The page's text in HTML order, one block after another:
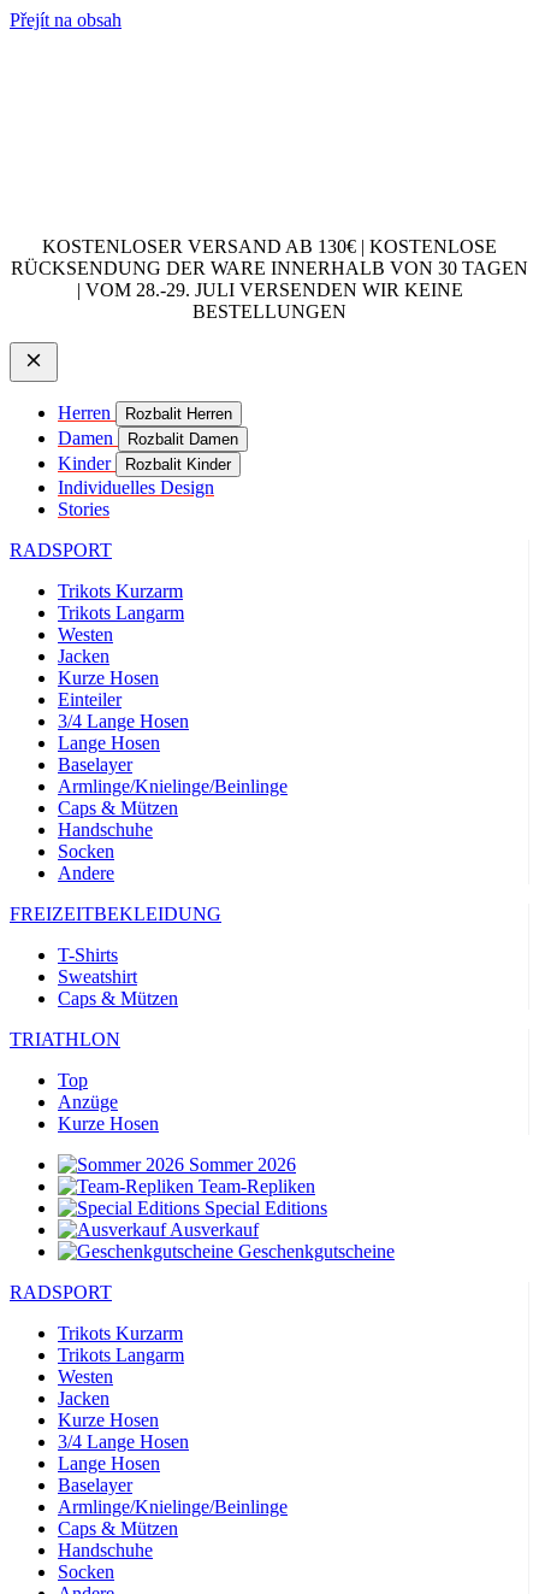
Přejít na obsah
KOSTENLOSER VERSAND AB 130€ | KOSTENLOSE
RÜCKSENDUNG DER WARE INNERHALB VON 30 TAGEN
| VOM 28.-29. JULI VERSENDEN WIR KEINE
BESTELLUNGEN
Herren Rozbalit Herren
Damen Rozbalit Damen
Kinder Rozbalit Kinder
Individuelles Design
Stories
RADSPORT
Trikots Kurzarm
Trikots Langarm
Westen
Jacken
Kurze Hosen
Einteiler
3/4 Lange Hosen
Lange Hosen
Baselayer
Armlinge/Knielinge/Beinlinge
Caps & Mützen
Handschuhe
Socken
Andere
FREIZEITBEKLEIDUNG
T-Shirts
Sweatshirt
Caps & Mützen
TRIATHLON
Top
Anzüge
Kurze Hosen
Sommer 2026
Team-Repliken
Special Editions
Ausverkauf
Geschenkgutscheine
RADSPORT
Trikots Kurzarm
Trikots Langarm
Westen
Jacken
Kurze Hosen
3/4 Lange Hosen
Lange Hosen
Baselayer
Armlinge/Knielinge/Beinlinge
Caps & Mützen
Handschuhe
Socken